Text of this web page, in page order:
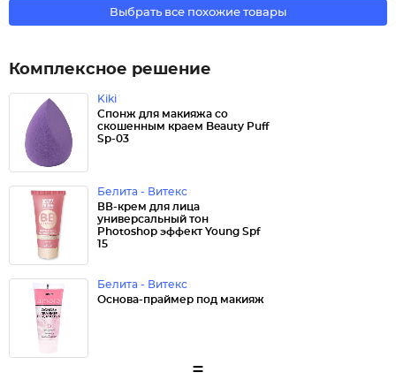
Выбрать все похожие товары
Комплексное решение
Kiki
Спонж для макияжа со
скошенным краем Beauty Puff
Sp-03
Белита - Витекс
ВВ-крем для лица
универсальный тон
Photoshop эффект Young Spf
15
Белита - Витекс
Основа-праймер под макияж
=